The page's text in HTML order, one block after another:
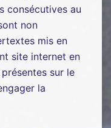
consécutives au
non
mis en
site internet en
sur le
la